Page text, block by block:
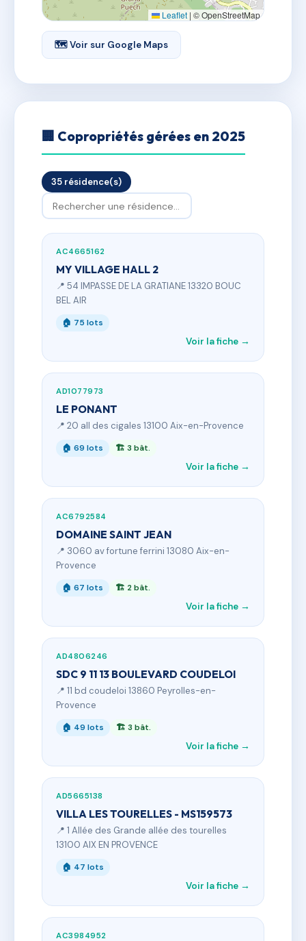
Leaflet | © OpenStreetMap
🗺 Voir sur Google Maps
🏢 Copropriétés gérées en 2025
35 résidence(s)
AC4665162
MY VILLAGE HALL 2
📍 54 IMPASSE DE LA GRATIANE 13320 BOUC
BEL AIR
🏠 75 lots
Voir la fiche →
AD1077973
LE PONANT
📍 20 all des cigales 13100 Aix-en-Provence
🏠 69 lots 🏗 3 bât.
Voir la fiche →
AC6792584
DOMAINE SAINT JEAN
📍 3060 av fortune ferrini 13080 Aix-en-
Provence
🏠 67 lots 🏗 2 bât.
Voir la fiche →
AD4806246
SDC 9 11 13 BOULEVARD COUDELOI
📍 11 bd coudeloi 13860 Peyrolles-en-
Provence
🏠 49 lots 🏗 3 bât.
Voir la fiche →
AD5665138
VILLA LES TOURELLES - MS159573
📍 1 Allée des Grande allée des tourelles
13100 AIX EN PROVENCE
🏠 47 lots
Voir la fiche →
AC3984952